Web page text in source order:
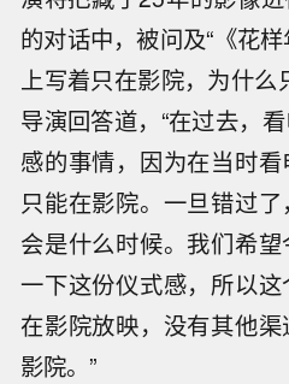
的对话中，被问及“《花
上写着只在影院，为什
导演回答道，“在过去，
感的事情，因为在当时看
只能在影院。一旦错过
会是什么时候。我们希
一下这份仪式感，所以
在影院放映，没有其他
影院。”